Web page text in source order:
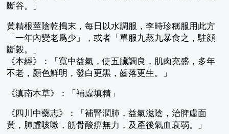
斷谷。」
黃精根莖陰乾搗末，每日以水調服，李時珍稱服用此方
「一年內變老爲少」，或者「單服九蒸九暴食之，駐顔
斷穀。」
《本經》：「寬中益氣，使五臟調良，肌肉充盛，多年
不老，顏色鮮明，發白更黑，齒落更生。」
《滇南本草》：「補虛填精」
《四川中藥志》：「補腎潤肺，益氣滋陰，治脾虛面
黃，肺虛咳嗽，筋骨酸痹無力，及產後氣血衰弱。」